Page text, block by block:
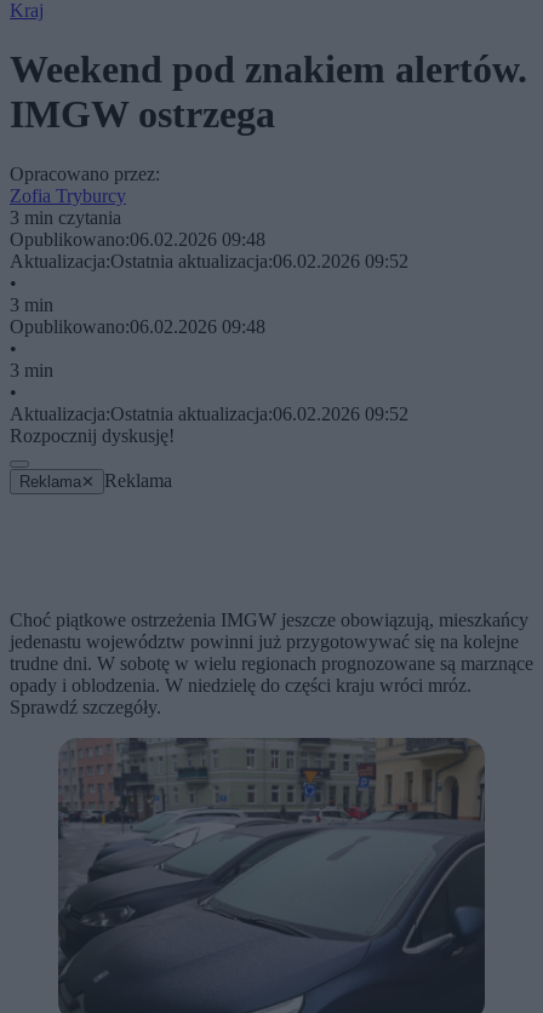
Kraj
Weekend pod znakiem alertów.
IMGW ostrzega
Opracowano przez:
Zofia Tryburcy
3 min czytania
Opublikowano:06.02.2026 09:48
Aktualizacja:Ostatnia aktualizacja:06.02.2026 09:52
•
3 min
Opublikowano:06.02.2026 09:48
•
3 min
•
Aktualizacja:Ostatnia aktualizacja:06.02.2026 09:52
Rozpocznij dyskusję!
Reklama ✕ Reklama
Choć piątkowe ostrzeżenia IMGW jeszcze obowiązują, mieszkańcy
jedenastu województw powinni już przygotowywać się na kolejne
trudne dni. W sobotę w wielu regionach prognozowane są marznące
opady i oblodzenia. W niedzielę do części kraju wróci mróz.
Sprawdź szczegóły.